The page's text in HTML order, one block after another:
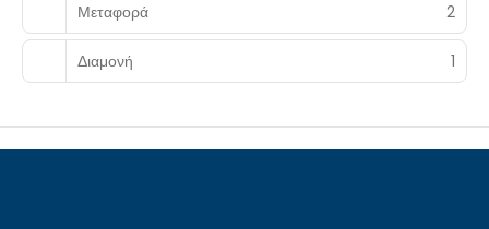
Μεταφορά 2
Διαμονή 1